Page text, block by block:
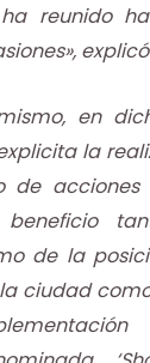
reunido
en
la
de acciones
de la
ciudad